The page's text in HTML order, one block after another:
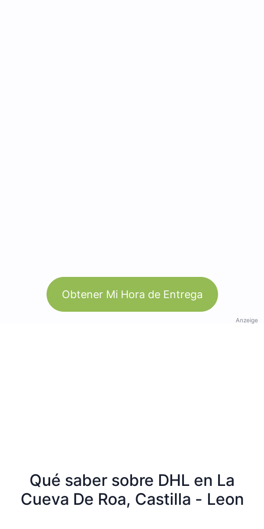
Obtener Mi Hora de Entrega
Anzeige
Qué saber sobre DHL en La
Cueva De Roa, Castilla - Leon